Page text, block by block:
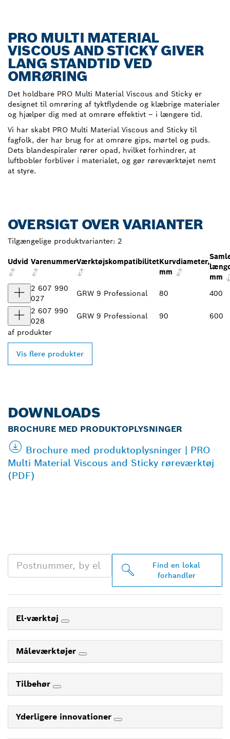
PRO MULTI MATERIAL
VISCOUS AND STICKY GIVER
LANG STANDTID VED
OMRØRING
Det holdbare PRO Multi Material Viscous and Sticky er
designet til omrøring af tyktflydende og klæbrige materialer
og hjælper dig med at omrøre effektivt – i længere tid.
Vi har skabt PRO Multi Material Viscous and Sticky til
fagfolk, der har brug for at omrøre gips, mørtel og puds.
Dets blandespiraler rører opad, hvilket forhindrer, at
luftbobler forbliver i materialet, og gør røreværktøjet nemt
at styre.
OVERSIGT OVER VARIANTER
Tilgængelige produktvarianter: 2
Udvid VarenummerVærktøjskompatibilitetKurvdiameter,
mm
mm
2 607 990
027
GRW 9 Professional 80
400
2 607 990
028
GRW 9 Professional 90
600
af produkter
Vis flere produkter
DOWNLOADS
BROCHURE MED PRODUKTOPLYSNINGER
Brochure med produktoplysninger | PRO
Multi Material Viscous and Sticky røreværktøj
(PDF)
Find en lokal
forhandler
El-værktøj
Måleværktøjer
Tilbehør
Yderligere innovationer